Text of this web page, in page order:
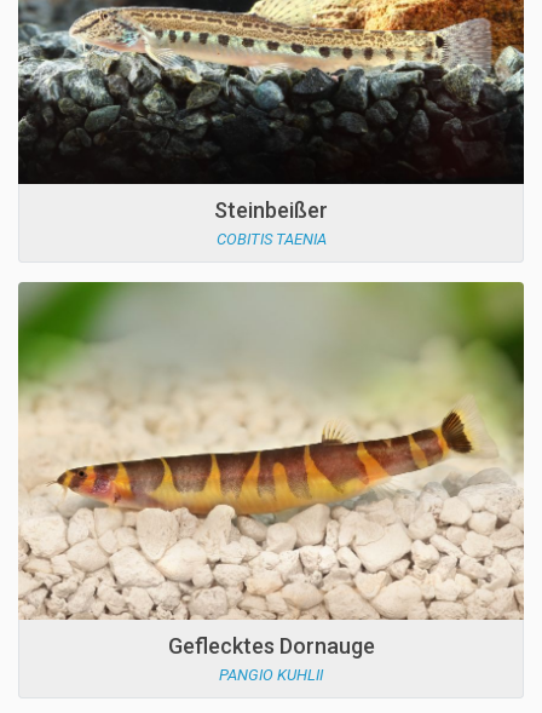
Steinbeißer
COBITIS TAENIA
Geflecktes Dornauge
PANGIO KUHLII